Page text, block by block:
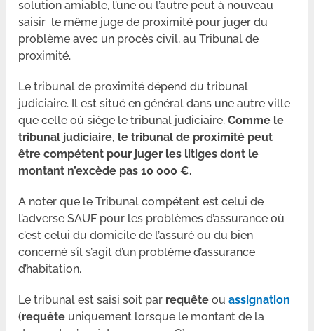
solution amiable, l’une ou l’autre peut à nouveau
saisir le même juge de proximité pour juger du
problème avec un procès civil, au Tribunal de
proximité.
Le tribunal de proximité dépend du tribunal
judiciaire. Il est situé en général dans une autre ville
que celle où siège le tribunal judiciaire.Comme le
tribunal judiciaire, le tribunal de proximité peut
être compétent pour juger les litiges dont le
montant n’excède pas 10 000 €.
A noter que le Tribunal compétent est celui de
l’adverse SAUF pour les problèmes d’assurance où
c’est celui du domicile de l’assuré ou du bien
concerné s’il s’agit d’un problème d’assurance
d’habitation.
Le tribunal est saisi soit par requête ouassignation
(requête uniquement lorsque le montant de la